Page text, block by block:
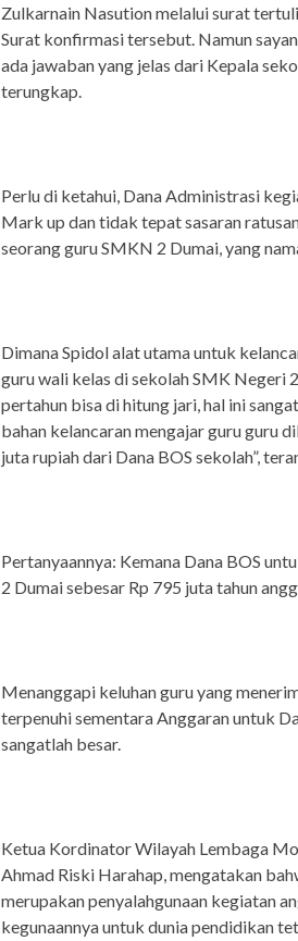
Zulkarnain Nasution melalui surat
Surat konfirmasi tersebut. Namun
ada jawaban yang jelas dari Kepala
terungkap.
Perlu di ketahui, Dana Administrasi
Mark up dan tidak tepat sasaran
seorang guru SMKN 2 Dumai, yang
Dimana Spidol alat utama untuk
guru wali kelas di sekolah SMK Negeri
pertahun bisa di hitung jari, hal ini
bahan kelancaran mengajar guru guru
juta rupiah dari Dana BOS sekolah”,
Pertanyaannya: Kemana Dana BOS
2 Dumai sebesar Rp 795 juta tahun
Menanggapi keluhan guru yang
terpenuhi sementara Anggaran untuk
sangatlah besar.
Ketua Kordinator Wilayah Lembaga
Ahmad Riski Harahap, mengatakan
merupakan penyalahgunaan kegiatan
kegunaannya untuk dunia pendidikan